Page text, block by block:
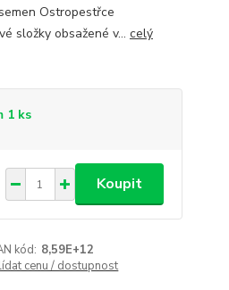
Ostropestřce
složky obsažené v... celý
1 ks
Koupit
kód: 8,59E+12
cenu / dostupnost